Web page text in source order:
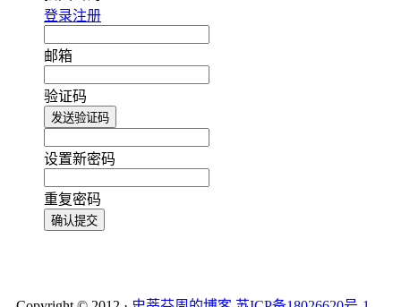
登录注册
邮箱
验证码
发送验证码
设置新密码
重复密码
确认提交